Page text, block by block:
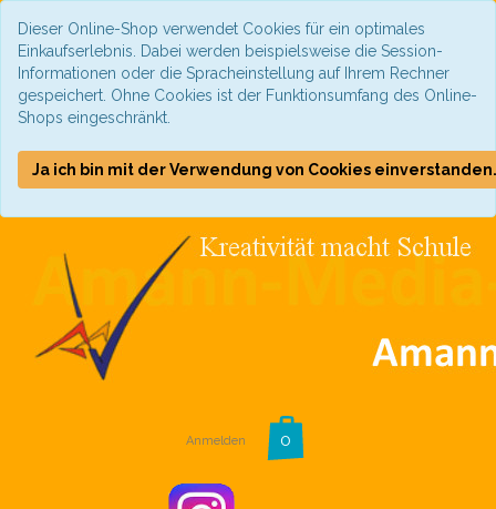
Dieser Online-Shop verwendet Cookies für ein optimales
Einkaufserlebnis. Dabei werden beispielsweise die Session-
Informationen oder die Spracheinstellung auf Ihrem Rechner
gespeichert. Ohne Cookies ist der Funktionsumfang des Online-
Shops eingeschränkt.
Ja ich bin mit der Verwendung von Cookies einverstanden.
Anmelden